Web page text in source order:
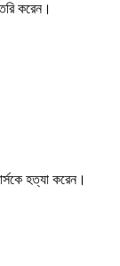
করেন।
হত্যা করেন।